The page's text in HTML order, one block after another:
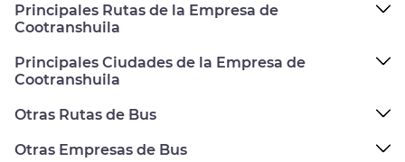
Principales Rutas de la Empresa de
Cootranshuila
Principales Ciudades de la Empresa de
Cootranshuila
Otras Rutas de Bus
Otras Empresas de Bus